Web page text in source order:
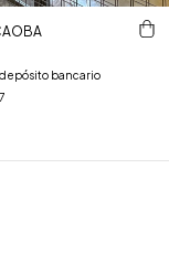
bancario